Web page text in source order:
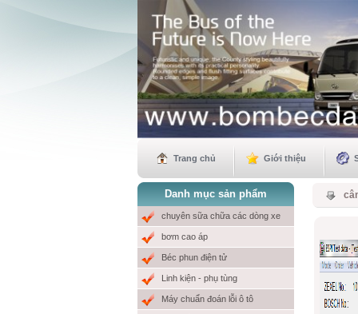
Trang chủ Giới thiệu
Danh mục sản phẩm
chuyên sữa chữa các dòng xe
bơm cao áp
Béc phun điện tử
Linh kiện - phụ tùng
Máy chuẩn đoán lỗi ô tô